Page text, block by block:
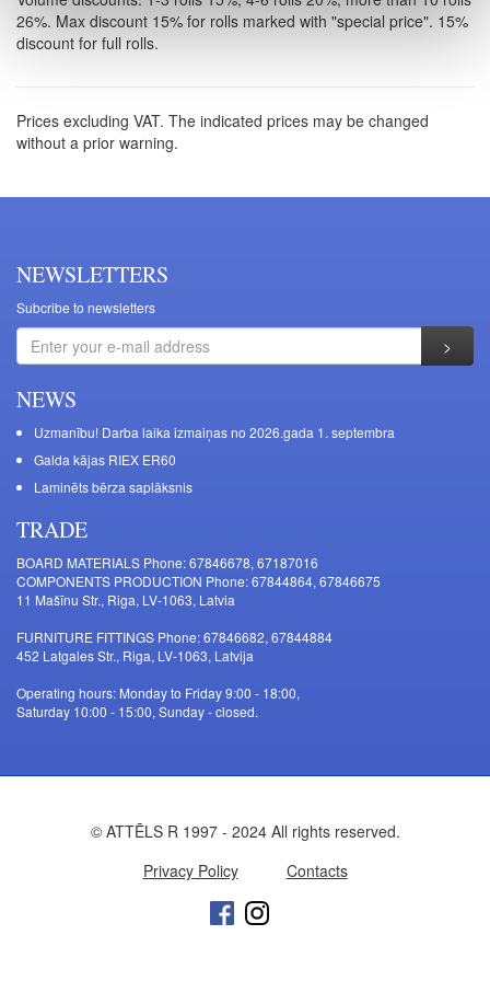
26%. Max discount 15% for rolls marked with "special price". 15%
discount for full rolls.
Prices excluding VAT. The indicated prices may be changed
without a prior warning.
NEWSLETTERS
Subcribe to newsletters
NEWS
Uzmanību! Darba laika izmaiņas no 2026.gada 1. septembra
Galda kājas RIEX ER60
Laminēts bērza saplāksnis
TRADE
BOARD MATERIALS Phone: 67846678, 67187016
COMPONENTS PRODUCTION Phone: 67844864, 67846675
11 Mašīnu Str., Riga, LV-1063, Latvia
FURNITURE FITTINGS Phone: 67846682, 67844884
452 Latgales Str., Riga, LV-1063, Latvija
Operating hours: Monday to Friday 9:00 - 18:00,
Saturday 10:00 - 15:00, Sunday - closed.
© ATTĒLS R 1997 - 2024 All rights reserved.
Privacy Policy
Contacts